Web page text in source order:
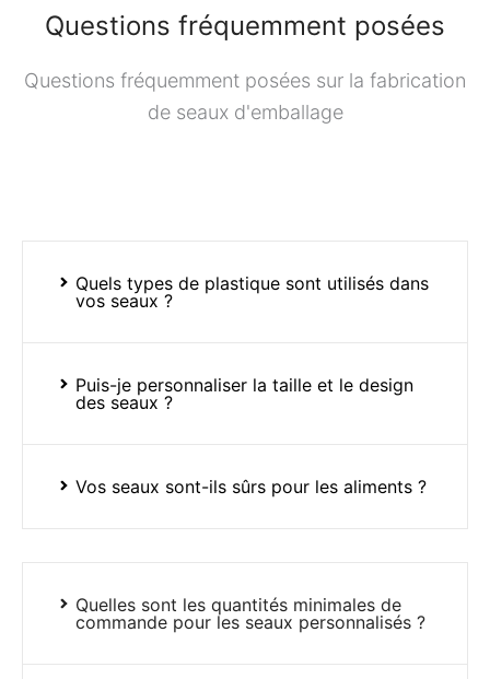
Questions fréquemment posées
Questions fréquemment posées sur la fabrication
de seaux d'emballage
Quels types de plastique sont utilisés dans
vos seaux ?
Puis-je personnaliser la taille et le design
des seaux ?
Vos seaux sont-ils sûrs pour les aliments ?
Quelles sont les quantités minimales de
commande pour les seaux personnalisés ?